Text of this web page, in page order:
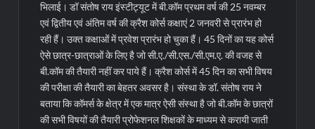
भिलाई। डॉ संतोष राय इंस्टीट्यूट में बी.कॉम प्रथम वर्ष की 25 नवम्बर
एवं द्वितीय एवं अंतिम वर्ष की क्रैश कोर्स कक्षाएं 2 जनवरी से प्रारंभ हो
रही हैं। उक्त कक्षाओं में प्रवेश प्रारंभ हो चुका हैं। 45 दिनों का यह कोर्स
ऐसे छात्र-छात्राओं के लिए है जो सी.ए./सी.एस./सी.एम.ए. की वजह से
बी.कॉम की तैयारी नहीं कर पाये हैं। क्रैश कोर्स में 45 दिन का सभी विषय
की परीक्षा की तैयारी का बेहतर अवसर है। संस्था के डॉ. संतोष राय ने
बताया कि कॉमर्स के क्षेत्र में एक मात्र ऐसी संस्था है जो बी.कॉम के छात्रों
की सभी विषयों की तैयारी प्रोफेशनल शिक्षकों के माध्यम से करायी जाती